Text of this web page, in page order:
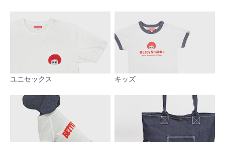
ユニセックス キッズ